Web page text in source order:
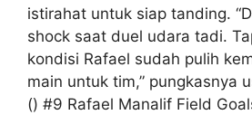
istirahat untuk siap tanding.
shock saat duel udara tadi.
kondisi Rafael sudah pulih
main untuk tim,” pungkasnya
() #9 Rafael Manalif